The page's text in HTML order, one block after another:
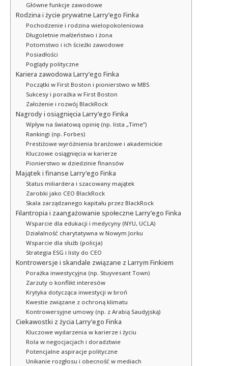
Główne funkcje zawodowe
Rodzina i życie prywatne Larry’ego Finka
Pochodzenie i rodzina wielopokoleniowa
Długoletnie małżeństwo i żona
Potomstwo i ich ścieżki zawodowe
Posiadłości
Poglądy polityczne
Kariera zawodowa Larry’ego Finka
Początki w First Boston i pionierstwo w MBS
Sukcesy i porażka w First Boston
Założenie i rozwój BlackRock
Nagrody i osiągnięcia Larry’ego Finka
Wpływ na światową opinię (np. lista „Time”)
Rankingi (np. Forbes)
Prestiżowe wyróżnienia branżowe i akademickie
Kluczowe osiągnięcia w karierze
Pionierstwo w dziedzinie finansów
Majątek i finanse Larry’ego Finka
Status miliardera i szacowany majątek
Zarobki jako CEO BlackRock
Skala zarządzanego kapitału przez BlackRock
Filantropia i zaangażowanie społeczne Larry’ego Finka
Wsparcie dla edukacji i medycyny (NYU, UCLA)
Działalność charytatywna w Nowym Jorku
Wsparcie dla służb (policja)
Strategia ESG i listy do CEO
Kontrowersje i skandale związane z Larrym Finkiem
Porażka inwestycyjna (np. Stuyvesant Town)
Zarzuty o konflikt interesów
Krytyka dotycząca inwestycji w broń
Kwestie związane z ochroną klimatu
Kontrowersyjne umowy (np. z Arabią Saudyjską)
Ciekawostki z życia Larry’ego Finka
Kluczowe wydarzenia w karierze i życiu
Rola w negocjacjach i doradztwie
Potencjalne aspiracje polityczne
Unikanie rozgłosu i obecność w mediach